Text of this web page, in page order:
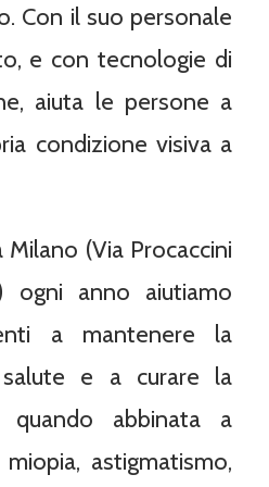
Con il suo personale
e con tecnologie di
aiuta le persone a
condizione visiva a
Milano (Via Procaccini
ogni anno aiutiamo
a mantenere la
e a curare la
quando abbinata a
astigmatismo,